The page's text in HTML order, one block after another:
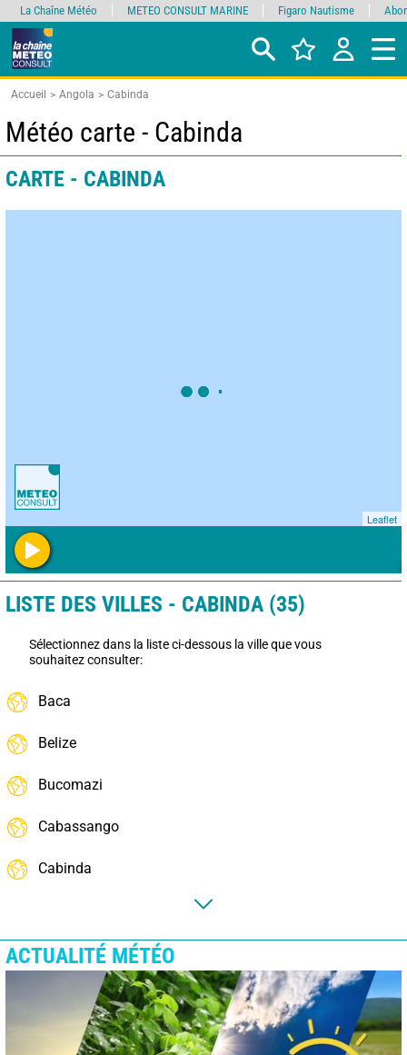
Accueil Angola Cabinda
Météo carte - Cabinda
CARTE - CABINDA
Leaflet
LISTE DES VILLES - CABINDA (35)
Sélectionnez dans la liste ci-dessous la ville que vous
souhaitez consulter:
Baca
Belize
Bucomazi
Cabassango
Cabinda
ACTUALITÉ MÉTÉO
La Chaîne Météo METEO CONSULT MARINE Figaro Nautisme